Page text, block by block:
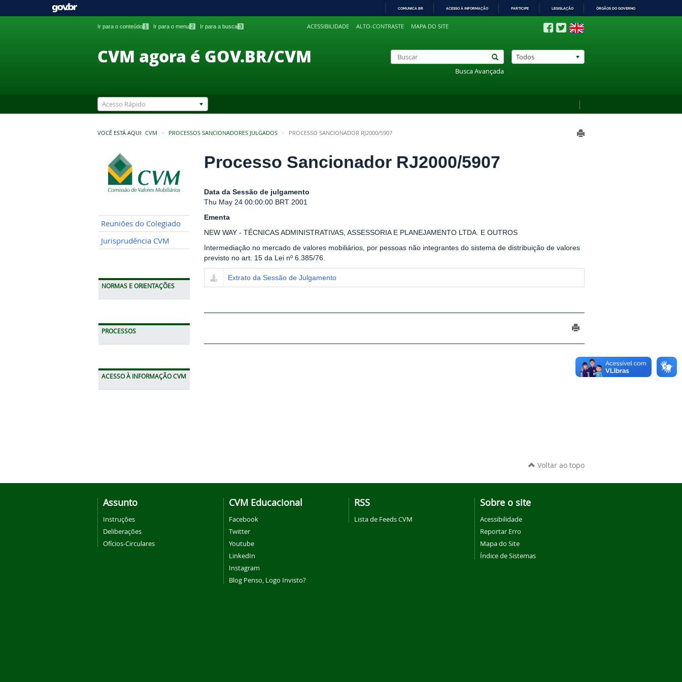
PARA
COMUNICA BR ACESSO À INFORMAÇÃO PARTICIPE LEGISLAÇÃO ÓRGÃOS DO GOVERNO
Ir para o conteúdo 1 Ir para o menu 2 Ir para a busca 3 ACESSIBILIDADE ALTO-CONTRASTE MAPA DO SITE
CVM agora é GOV.BR/CVM
Busca Avançada
Todos
Acesso Rápido
VOCÊ ESTÁ AQUI: CVM PROCESSOS SANCIONADORES JULGADOS PROCESSO SANCIONADOR RJ2000/5907
Reuniões do Colegiado
Jurisprudência CVM
NORMAS E ORIENTAÇÕES
PROCESSOS
ACESSO À INFORMAÇÃO CVM
Processo Sancionador RJ2000/5907
Data da Sessão de julgamento
Thu May 24 00:00:00 BRT 2001
Ementa
NEW WAY - TÉCNICAS ADMINISTRATIVAS, ASSESSORIA E PLANEJAMENTO LTDA. E OUTROS
Intermediação no mercado de valores mobiliários, por pessoas não integrantes do sistema de distribuição de valores
previsto no art. 15 da Lei nº 6.385/76.
Extrato da Sessão de Julgamento
Voltar ao topo
Assunto
Instruções
Deliberações
Ofícios-Circulares
CVM Educacional
Facebook
Twitter
Youtube
LinkedIn
Instagram
Blog Penso, Logo Invisto?
RSS
Lista de Feeds CVM
Sobre o site
Acessibilidade
Reportar Erro
Mapa do Site
Índice de Sistemas